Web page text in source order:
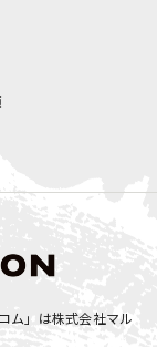
ム」は株式会社マル